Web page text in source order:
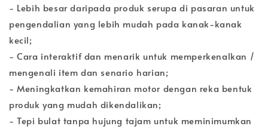
- Lebih besar daripada produk serupa di pasaran untuk
pengendalian yang lebih mudah pada kanak-kanak
kecil;
- Cara interaktif dan menarik untuk memperkenalkan /
mengenali item dan senario harian;
- Meningkatkan kemahiran motor dengan reka bentuk
produk yang mudah dikendalikan;
- Tepi bulat tanpa hujung tajam untuk meminimumkan